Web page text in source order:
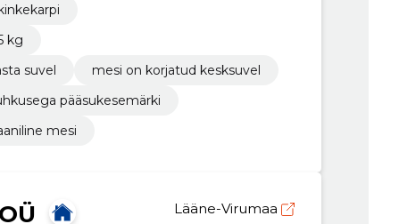
kg
suvel
mesi on korjatud kesksuvel
pääsukesemärki
mesi
Lääne-Virumaa